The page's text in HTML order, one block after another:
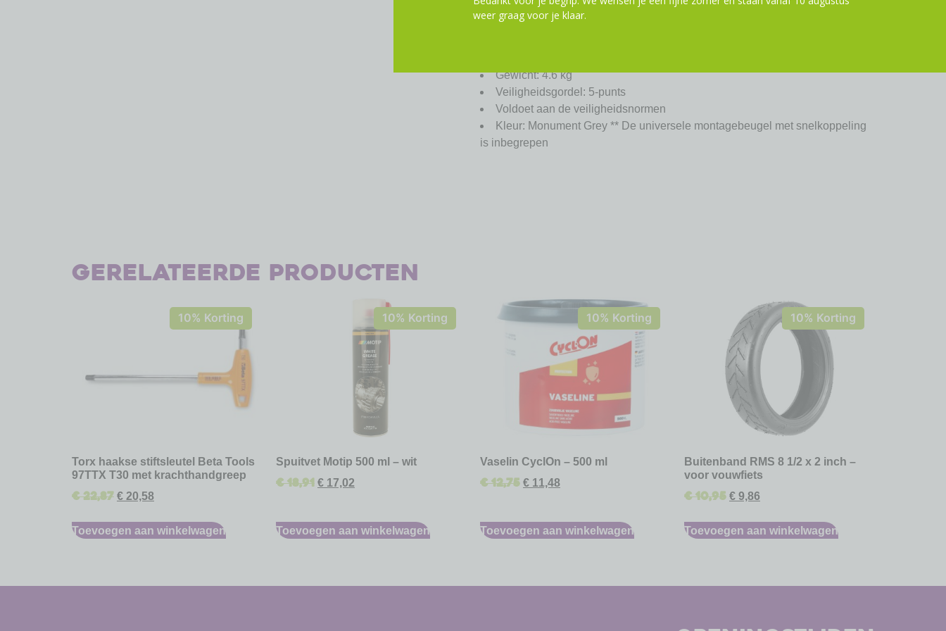
Ontworpen en getest voor kinderen van 9 maanden* tot 6 jaar oud, tot
maximaal 22 kg. *Raadpleeg een kinderarts als het kind jonger dan 1 jaar is.)
Gewicht: 4.6 kg
Veiligheidsgordel: 5-punts
Voldoet aan de veiligheidsnormen
Kleur: Monument Grey ** De universele montagebeugel met snelkoppeling
is inbegrepen
Gerelateerde producten
10% Korting
Torx haakse stiftsleutel Beta Tools
97TTX T30 met krachthandgreep
€22,87 € 20,58
Toevoegen aan winkelwagen
10% Korting
Spuitvet Motip 500 ml – wit
€18,91 € 17,02
Toevoegen aan winkelwagen
10% Korting
Vaselin CyclOn – 500 ml
€12,75 € 11,48
Toevoegen aan winkelwagen
10% Korting
Buitenband RMS 8 1/2 x 2 inch –
voor vouwfiets
€10,95 € 9,86
Toevoegen aan winkelwagen
weer graag voor je klaar.